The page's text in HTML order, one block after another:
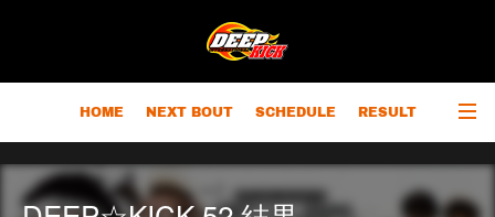
HOME NEXT BOUT SCHEDULE RESULT
RANKING CHAMPIONS OUTLINE